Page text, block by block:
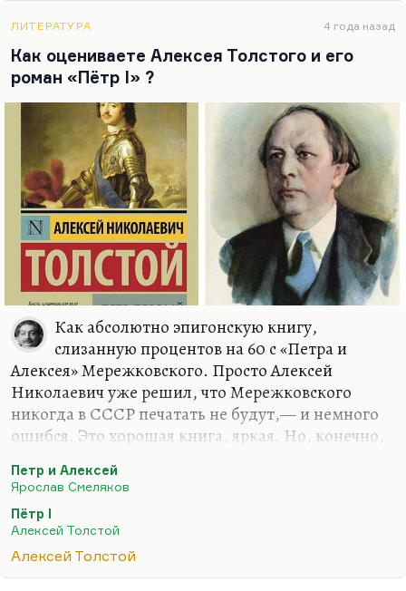
энергию падающего камня, этот азарт. А Алданов
пытался увидеть Ленина мыслителем, мне
кажется, а мыслителем-то он не был. Ну, это бог с
ним, ладно. Как говорил Костя Михайлов, когда
мы ещё вместе работали в «Собеседнике» (сейчас
он руководитель…
ЛИТЕРАТУРА 4 года назад
Как оцениваете Алексея Толстого и его
роман «Пётр I» ?
Как абсолютно эпигонскую книгу,
слизанную процентов на 60 с «Петра и
Алексея» Мережковского. Просто Алексей
Николаевич уже решил, что Мережковского
никогда в СССР печатать не будут,— и немного
ошибся. Это хорошая книга, яркая. Но, конечно,
всякие массовые безумия: гениальный «Союз
пяти», потрясающая «Аэлита». «Гиперболоид
инженера Гарина» — лучшая книга о Ленине, по-
Толстого. А Толстой 30-х годов почти весь плох,
Петр и Алексей
Ярослав Смеляков
Пётр I
Алексей Толстой
Алексей Толстой